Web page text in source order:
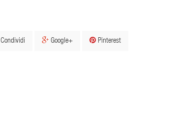
Condividi Google+ Pinterest